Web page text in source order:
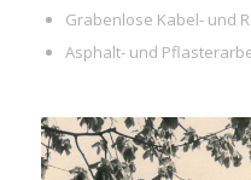
Grabenlose Kabel- und
Asphalt- und